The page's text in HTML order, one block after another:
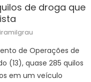
de droga que
de Operações de
(13), quase 285 quilos
em um veículo